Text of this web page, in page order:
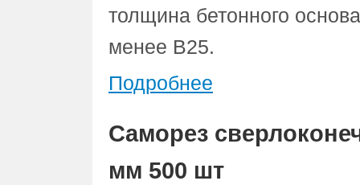
толщина бетонного
менее В25.
Подробнее
Саморез
мм 500 шт